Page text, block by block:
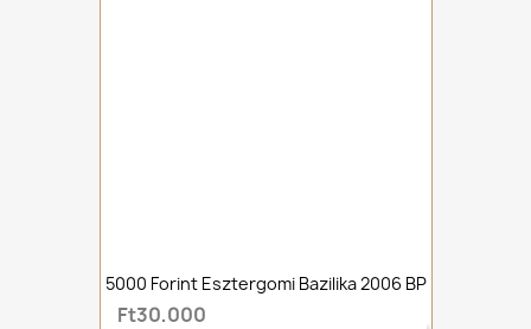
5000 Forint Esztergomi Bazilika 2006 BP
Ft30,000